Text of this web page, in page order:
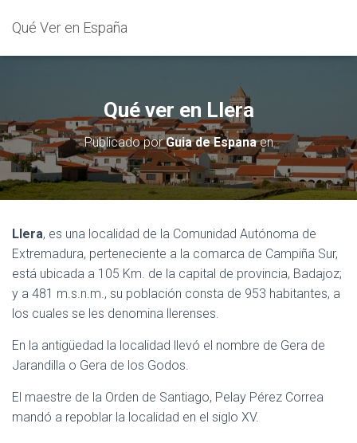
Qué Ver en España
Qué ver en Llera
Publicado porGuia de Espanaen
Llera, es una localidad de la Comunidad Autónoma de
Extremadura, perteneciente a la comarca de Campiña Sur,
está ubicada a 105 Km. de la capital de provincia, Badajoz;
y a 481 m.s.n.m., su población consta de 953 habitantes, a
los cuales se les denomina llerenses.
En la antigüedad la localidad llevó el nombre de Gera de
Jarandilla o Gera de los Godos.
El maestre de la Orden de Santiago, Pelay Pérez Correa
mandó a repoblar la localidad en el siglo XV.